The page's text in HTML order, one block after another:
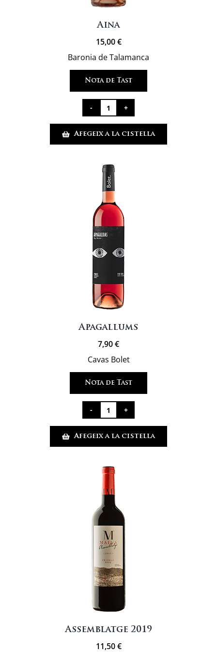
Aina
15,00€
Baronia de Talamanca
Nota de Tast
quantitat
de
Aina
Afegeix a la cistella
Apagallums
7,90€
Cavas Bolet
Nota de Tast
quantitat
de
Apagallums
Afegeix a la cistella
Assemblatge 2019
11,50€